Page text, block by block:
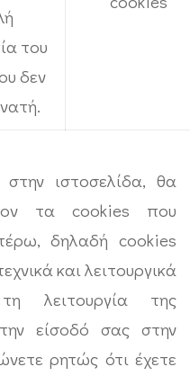
του
δεν
ιστοσελίδα, θα
τα cookies που
δηλαδή cookies
και λειτουργικά
λειτουργία της
είσοδό σας στην
ρητώς ότι έχετε